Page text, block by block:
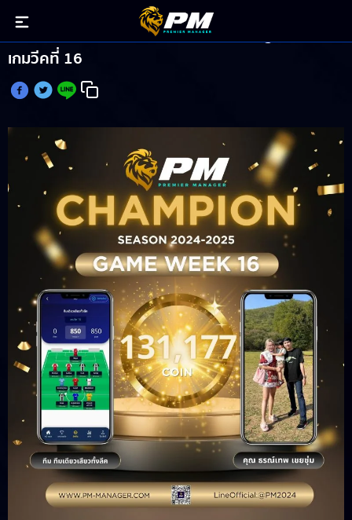
ทีมเดียวเสียวทั้งลีค คว้าแชมป์ PM-Manager ประจำ
เกมวีคที่ 16